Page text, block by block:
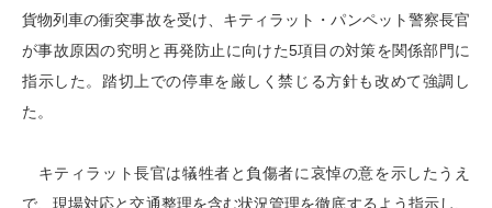
貨物列車の衝突事故を受け、キティラット・パンペット警察長官
が事故原因の究明と再発防止に向けた5項目の対策を関係部門に
指示した。踏切上での停車を厳しく禁じる方針も改めて強調し
た。
キティラット長官は犠牲者と負傷者に哀悼の意を示したうえ
で、現場対応と交通整理を含む状況管理を徹底するよう指示し、